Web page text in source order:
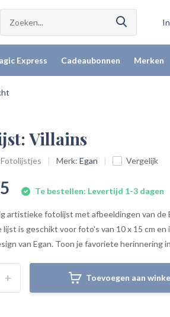
Express Cadeaubonnen Merken
Villains
Merk:Egan Vergelijk
Te bestellen: Levertijd 1-3 dagen
artistieke fotolijst met afbeeldingen van de
lijst is geschikt voor foto's van 10 x 15 cm
van Egan. Toon je favoriete herinnering
+ Toevoegen aan